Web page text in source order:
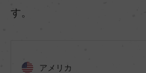
す。
アメリカ